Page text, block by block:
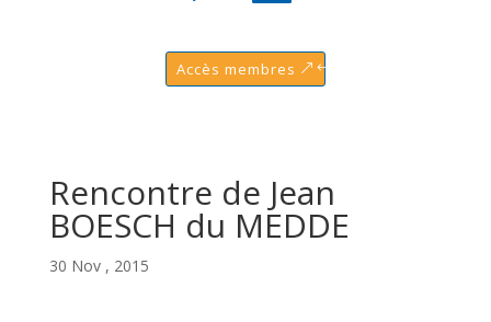
Accès membres
Rencontre de Jean
BOESCH du MEDDE
30 Nov , 2015